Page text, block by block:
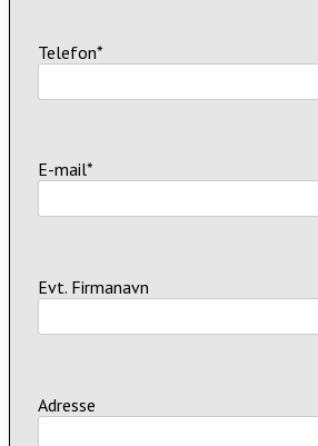
Telefon*
E-mail*
Evt. Firmanavn
Adresse